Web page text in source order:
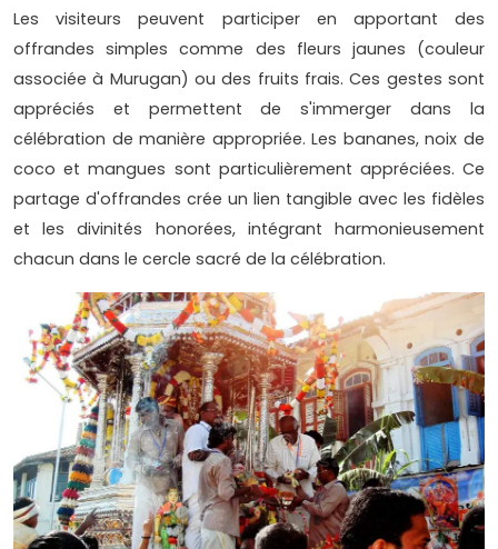
Les visiteurs peuvent participer en apportant des
offrandes simples comme des fleurs jaunes (couleur
associée à Murugan) ou des fruits frais. Ces gestes sont
appréciés et permettent de s'immerger dans la
célébration de manière appropriée. Les bananes, noix de
coco et mangues sont particulièrement appréciées. Ce
partage d'offrandes crée un lien tangible avec les fidèles
et les divinités honorées, intégrant harmonieusement
chacun dans le cercle sacré de la célébration.